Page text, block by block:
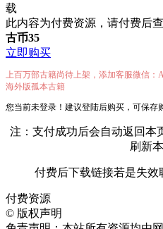
载
此内容为付费资源，请付费后
古币35
立即购买
上百万部古籍尚待上架，添加客服微信：
海外版孤本古籍
您当前未登录！建议登陆后购买，可保存
注：支付成功后会自动返回本
刷新本
付费后下载链接若是失效
付费资源
© 版权声明